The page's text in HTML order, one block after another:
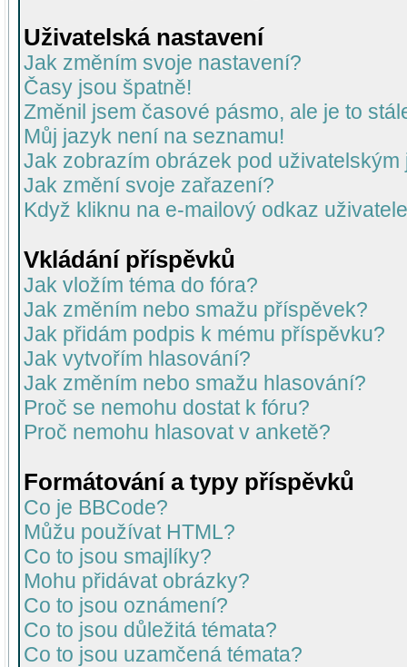
Uživatelská nastavení
Jak změním svoje nastavení?
Časy jsou špatně!
Změnil jsem časové pásmo, ale je to
Můj jazyk není na seznamu!
Jak zobrazím obrázek pod uživatelským
Jak změní svoje zařazení?
Když kliknu na e-mailový odkaz
Vkládání příspěvků
Jak vložím téma do fóra?
Jak změním nebo smažu příspěvek?
Jak přidám podpis k mému příspěvku?
Jak vytvořím hlasování?
Jak změním nebo smažu hlasování?
Proč se nemohu dostat k fóru?
Proč nemohu hlasovat v anketě?
Formátování a typy příspěvků
Co je BBCode?
Můžu používat HTML?
Co to jsou smajlíky?
Mohu přidávat obrázky?
Co to jsou oznámení?
Co to jsou důležitá témata?
Co to jsou uzamčená témata?